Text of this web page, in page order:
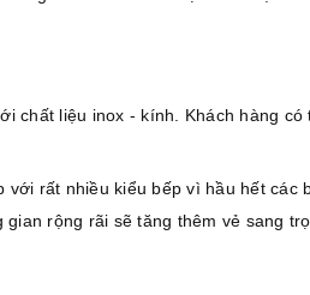
chất liệu inox - kính. Khách hàng có
rất nhiều kiểu bếp vì hầu hết các
rộng rãi sẽ tăng thêm vẻ sang